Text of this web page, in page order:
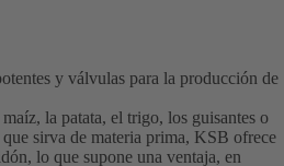
y válvulas para la producción de
la patata, el trigo, los guisantes o
sirva de materia prima, KSB ofrece
lo que supone una ventaja, en